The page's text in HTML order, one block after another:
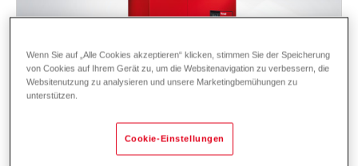
Wenn Sie auf „Alle Cookies akzeptieren“ klicken, stimmen Sie der Speicherung
von Cookies auf Ihrem Gerät zu, um die Websitenavigation zu verbessern, die
Websitenutzung zu analysieren und unsere Marketingbemühungen zu
unterstützen.
Cookie-Einstellungen